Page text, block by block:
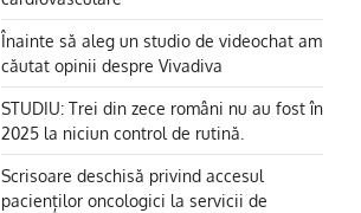
Înainte să aleg un studio de videochat am
căutat opinii despre Vivadiva
STUDIU: Trei din zece români nu au fost în
2025 la niciun control de rutină.
Scrisoare deschisă privind accesul
pacienților oncologici la servicii de